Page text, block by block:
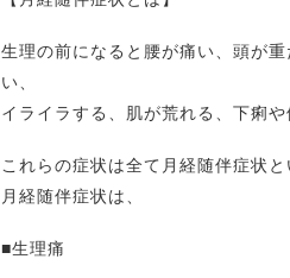
生理の前になると腰が痛い、頭が
い、
イライラする、肌が荒れる、下痢
これらの症状は全て月経随伴症状と
月経随伴症状は、
■生理痛